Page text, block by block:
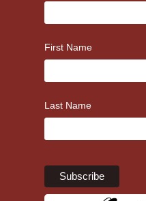
First Name
Last Name